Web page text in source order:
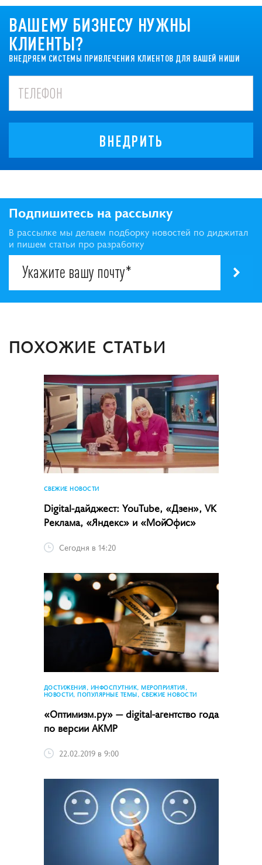
ВАШЕМУ БИЗНЕСУ НУЖНЫ
КЛИЕНТЫ?
ВНЕДРЯЕМ СИСТЕМЫ ПРИВЛЕЧЕНИЯ КЛИЕНТОВ ДЛЯ ВАШЕЙ НИШИ
ВНЕДРИТЬ
Подпишитесь на рассылку
В рассылке мы делаем подборку новостей по диджитал
и пишем статьи про разработку
ПОХОЖИЕ СТАТЬИ
СВЕЖИЕ НОВОСТИ
Digital-дайджест: YouTube, «Дзен», VK
Реклама, «Яндекс» и «МойОфис»
Сегодня в 14:20
ДОСТИЖЕНИЯ, ИНФОСПУТНИК, МЕРОПРИЯТИЯ,
НОВОСТИ, ПОПУЛЯРНЫЕ ТЕМЫ, СВЕЖИЕ НОВОСТИ
«Оптимизм.ру» — digital-агентство года
по версии АКМР
22.02.2019 в 9:00